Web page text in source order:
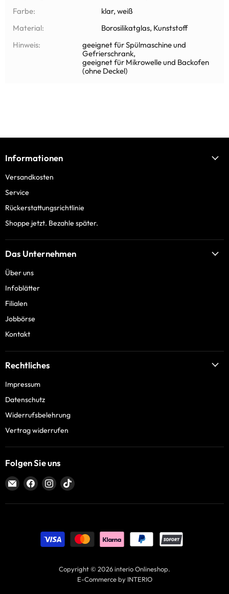
Farbe:
klar, weiß
Material:
Borosilikatglas, Kunststoff
Hinweis:
geeignet für Spülmaschine und
Gefrierschrank,
geeignet für Mikrowelle und Backofen
(ohne Deckel)
Informationen
Versandkosten
Service
Rückerstattungsrichtlinie
Shoppe jetzt. Bezahle später.
Das Unternehmen
Über uns
Infoblätter
Filialen
Jobbörse
Kontakt
Rechtliches
Impressum
Datenschutz
Widerrufsbelehrung
Vertrag widerrufen
Folgen Sie uns
Email
interio
Onlineshop
Finden
Sie
uns
Finden
Sie
uns
Finden
uns
Copyright © 2026 interio Onlineshop.
E-Commerce by INTERIO